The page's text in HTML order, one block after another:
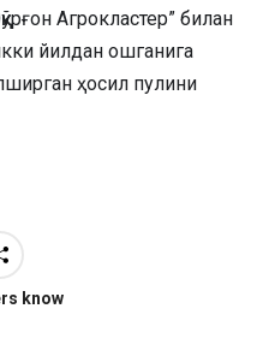
Агрокластер” билан
йилдан ошганига
ҳосил пулини
know